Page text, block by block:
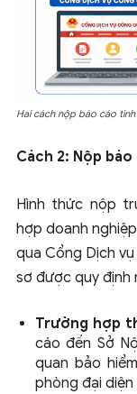
Hai cách nộp báo cáo
Cách 2: Nộp
Hình thức nộp
hợp doanh
qua Cổng Dịch
sơ được quy định
Trường hợp
cáo đến Sở
quan bảo
phòng đại diện